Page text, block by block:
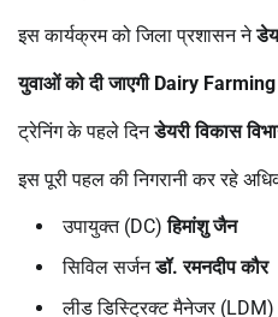
इस कार्यक्रम को जिला प्रशासन ने
युवाओं को दी जाएगी Dairy
ट्रेनिंग के पहले दिनडेयरी विकास
इस पूरी पहल की निगरानी कर रहे
उपायुक्त (DC)हिमांशु जैन
सिविल सर्जनडॉ. रमनदीप कौर
लीड डिस्ट्रिक्ट मैनेजर (LDM)